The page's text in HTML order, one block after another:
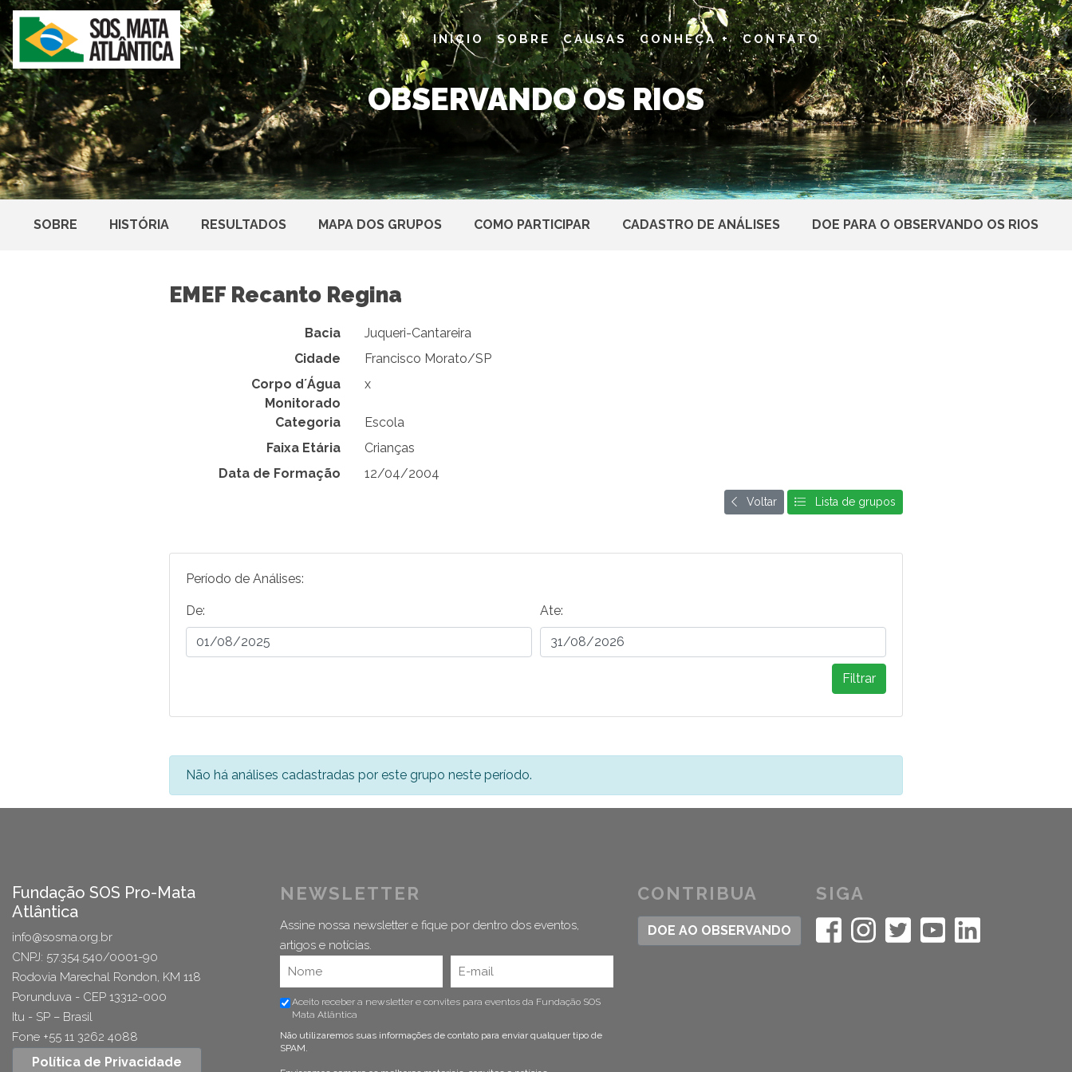
INÍCIO SOBRE CAUSAS CONHEÇA + CONTATO
OBSERVANDO OS RIOS
SOBRE HISTÓRIA RESULTADOS MAPA DOS GRUPOS COMO PARTICIPAR CADASTRO DE ANÁLISES DOE PARA O OBSERVANDO OS RIOS
EMEF Recanto Regina
Bacia
Juqueri-Cantareira
Cidade
Francisco Morato/SP
Corpo d´Água
Monitorado
x
Categoria
Escola
Faixa Etária
Crianças
Data de Formação
12/04/2004
Voltar Lista de grupos
Período de Análises:
De: Ate:
Filtrar
Não há análises cadastradas por este grupo neste período.
Fundação SOS Pro-Mata
Atlântica
info@sosma.org.br
CNPJ: 57.354.540/0001-90
Rodovia Marechal Rondon, KM 118
Porunduva - CEP 13312-000
Itu - SP – Brasil
Fone +55 11 3262 4088
Política de Privacidade
NEWSLETTER
Assine nossa newsletter e fique por dentro dos eventos,
artigos e notícias.
Aceito receber a newsletter e convites para eventos da Fundação SOS
Mata Atlântica
Não utilizaremos suas informações de contato para enviar qualquer tipo de
SPAM.
CONTRIBUA
DOE AO OBSERVANDO
SIGA